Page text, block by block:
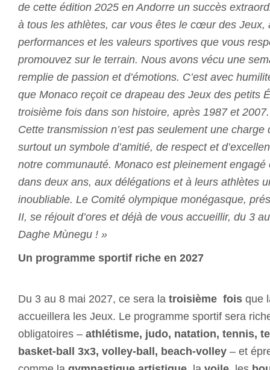
de cette édition 2025 en Andorre un succès
à tous les athlètes, car vous êtes le cœur des Jeux,
performances et les valeurs sportives que vous
promouvez sur le terrain. Nous avons vécu une
remplie de passion et d’émotions. C’est avec
que Monaco reçoit ce drapeau des Jeux des petits
troisième fois dans son histoire, après 1987 et 2007.
Cette transmission n’est pas seulement une
surtout un symbole d’amitié, de respect et
notre communauté. Monaco est pleinement engagé
dans deux ans, aux délégations et à leurs athlètes
inoubliable. Le Comité olympique monégasque,
II, se réjouit d’ores et déjà de vous accueillir, du 3
Daghe Mùnegu ! »
Un programme sportif riche en 2027
Du 3 au 8 mai 2027, ce sera la troisième fois que
accueillera les Jeux. Le programme sportif sera
obligatoires – athlétisme, judo, natation, tennis,
basket-ball 3x3, volley-ball, beach-volley – et